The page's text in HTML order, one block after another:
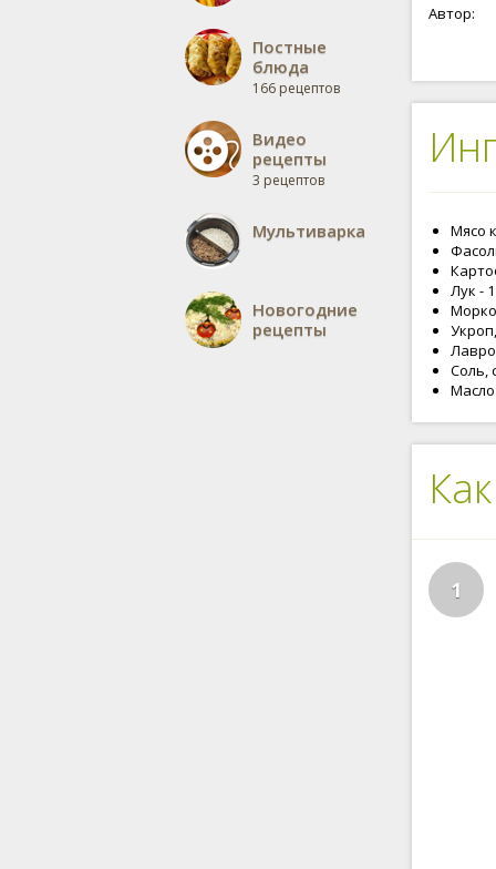
Постные
блюда
166 рецептов
Видео
рецепты
3 рецептов
Мультиварка
Новогодние
рецепты
Автор:
Мясо
Лук -
Соль,
1